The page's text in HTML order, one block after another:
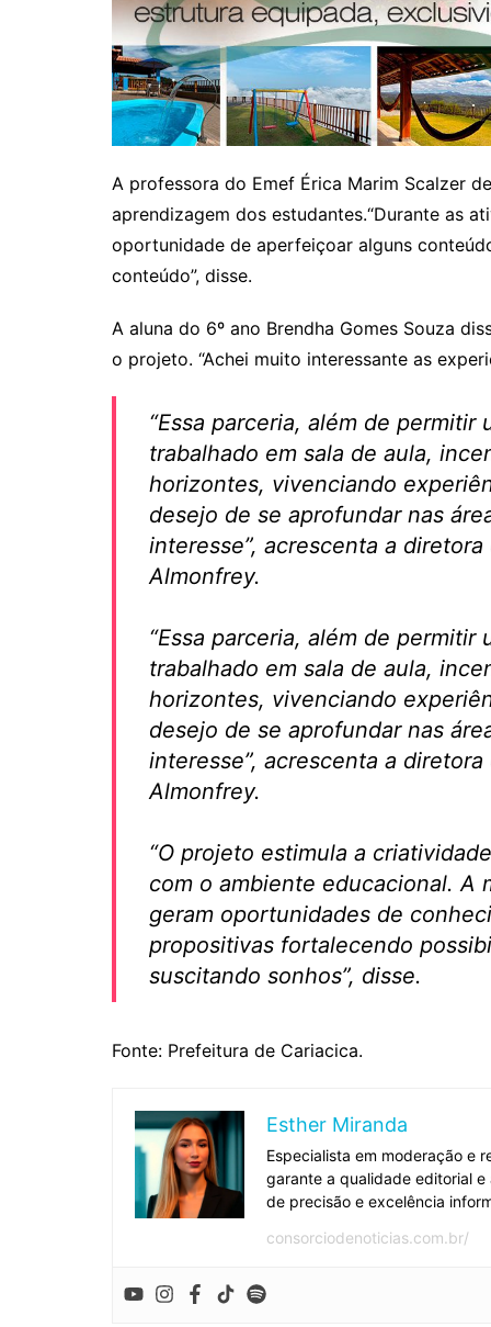
A professora do Emef Érica Marim Scalzer
aprendizagem dos estudantes.“Durante as
oportunidade de aperfeiçoar alguns
conteúdo”, disse.
A aluna do 6º ano Brendha Gomes Souza
o projeto. “Achei muito interessante as
“Essa parceria, além de
trabalhado em sala de aula,
horizontes, vivenciando
desejo de se aprofundar nas
interesse”, acrescenta a
Almonfrey.
“Essa parceria, além de
trabalhado em sala de aula,
horizontes, vivenciando
desejo de se aprofundar nas
interesse”, acrescenta a
Almonfrey.
“O projeto estimula a
com o ambiente educacional. A
geram oportunidades de
propositivas fortalecendo
suscitando sonhos”, disse.
Fonte: Prefeitura de Cariacica.
Esther Miranda
Especialista em moderação e
garante a qualidade editorial
de precisão e excelência
consorciodenoticias.com.br/